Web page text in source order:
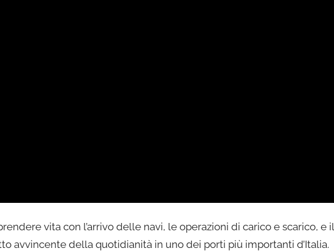
vita con l’arrivo delle navi, le operazioni di carico e scarico, e il
avvincente della quotidianità in uno dei porti più importanti d’Italia.